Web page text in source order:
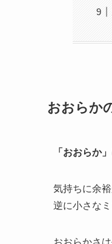
おおらか
「おおらか
気持ちに余
逆に小さな
おおらかさ